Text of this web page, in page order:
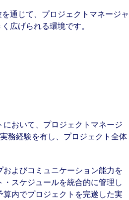
通じて、プロジェクトマネージャ
広げられる環境です。
おいて、プロジェクトマネージ
務経験を有し、プロジェクト全体
よびコミュニケーション能力を
スケジュールを統合的に管理し
内でプロジェクトを完遂した実